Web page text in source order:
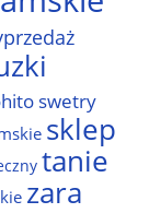
swetry
sklep
tanie
zara